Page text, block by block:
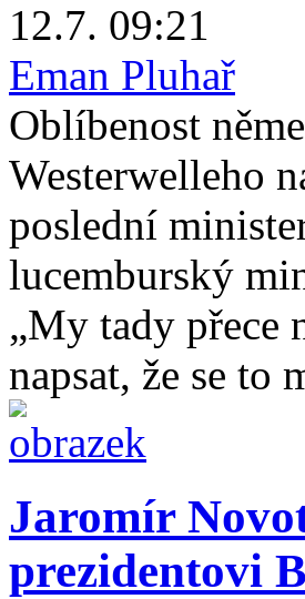
12.7. 09:21
Eman Pluhař
Oblíbenost
Westerwelleho
poslední
lucemburský
„My tady přece
napsat, že se to
Jaromír
prezidentovi